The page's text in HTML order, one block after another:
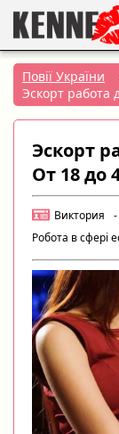
Міста:
Повії України
Эскорт работа
Эскорт
От 18 до
Виктория -
Робота в сфері